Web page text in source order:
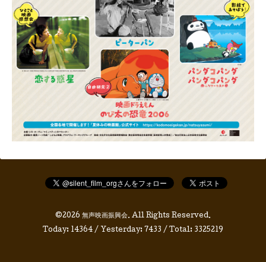
©2026 無声映画振興会. All Rights Reserved.
Today: 14364 / Yesterday: 7433 / Total: 3325219